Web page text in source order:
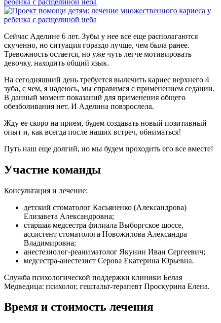
Сейчас Аделине 6 лет. Зубы у нее все еще располагаются
скученно, но ситуация гораздо лучше, чем была ранее.
Тревожность остается, но уже чуть легче мотивировать
девочку, находить общий язык.
На сегодняшний день требуется вылечить кариес верхнего 4
зуба, с чем, я надеюсь, мы справимся с применением седации.
В данный момент показаний для применения общего
обезболивания нет. И Аделина повзрослела.
Жду ее скоро на прием, будем создавать новый позитивный
опыт и, как всегда после наших встреч, обниматься!
Путь наш еще долгий, но мы будем проходить его все вместе!
Участие команды
Консультация и лечение:
детский стоматолог Касьяненко (Александрова)
Елизавета Александровна;
старшая медсестра филиала Выборгское шоссе,
ассистент стоматолога Новожилова Александра
Владимировна;
анестезиолог-реаниматолог Якунин Иван Сергеевич;
медсестра-анестезист Серова Екатерина Юрьевна.
Служба психологической поддержки клиники Белая
Медведица: психолог, гештальт-терапевт Проскурина Елена.
Время и стоимость лечения